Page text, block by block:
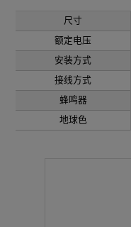
尺寸
额定电压
安装方式
接线方式
蜂鸣器
地球色